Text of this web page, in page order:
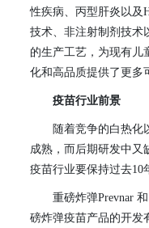
性疾病、丙型肝炎以及
技术、非注射制剂技术
的生产工艺，为现有儿
化和高品质提供了更多
疫苗行业前景
随着竞争的白热化
成熟，而后期研发中又
疫苗行业要保持过去10
重磅炸弹Prevnar
磅炸弹疫苗产品的开发